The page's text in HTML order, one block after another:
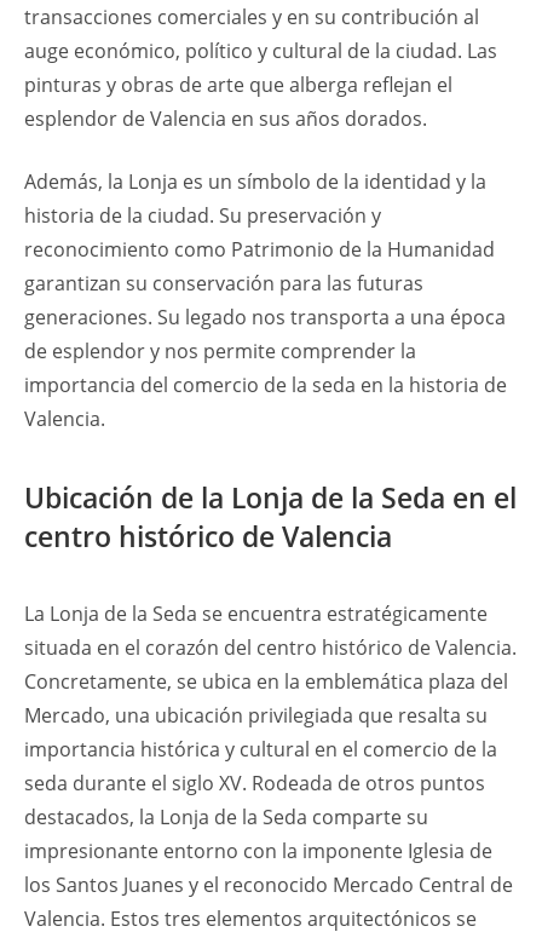
transacciones comerciales y en su contribución al
auge económico, político y cultural de la ciudad. Las
pinturas y obras de arte que alberga reflejan el
esplendor de Valencia en sus años dorados.
Además, la Lonja es un símbolo de la identidad y la
historia de la ciudad. Su preservación y
reconocimiento como Patrimonio de la Humanidad
garantizan su conservación para las futuras
generaciones. Su legado nos transporta a una época
de esplendor y nos permite comprender la
importancia del comercio de la seda en la historia de
Valencia.
Ubicación de la Lonja de la Seda en el
centro histórico de Valencia
La Lonja de la Seda se encuentra estratégicamente
situada en el corazón del centro histórico de Valencia.
Concretamente, se ubica en la emblemática plaza del
Mercado, una ubicación privilegiada que resalta su
importancia histórica y cultural en el comercio de la
seda durante el siglo XV. Rodeada de otros puntos
destacados, la Lonja de la Seda comparte su
impresionante entorno con la imponente Iglesia de
los Santos Juanes y el reconocido Mercado Central de
Valencia. Estos tres elementos arquitectónicos se